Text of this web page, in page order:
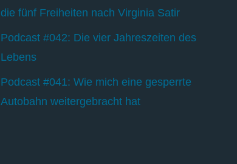
die fünf Freiheiten nach Virginia Satir
Podcast #042: Die vier Jahreszeiten des
Lebens
Podcast #041: Wie mich eine gesperrte
Autobahn weitergebracht hat